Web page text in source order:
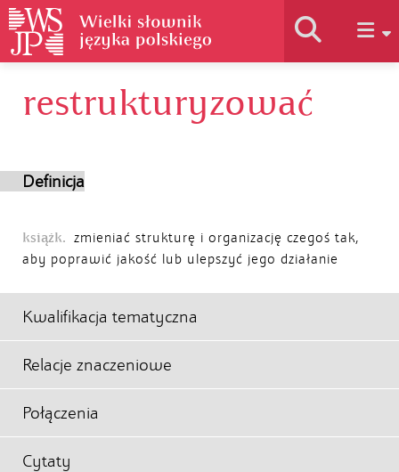
Historia słownika
restrukturyzować
Definicja
książk. zmieniać strukturę i organizację czegoś tak,
aby poprawić jakość lub ulepszyć jego działanie
Kwalifikacja tematyczna
Relacje znaczeniowe
Połączenia
Cytaty